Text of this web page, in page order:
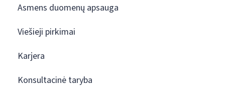
Asmens duomenų apsauga
Viešieji pirkimai
Karjera
Konsultacinė taryba